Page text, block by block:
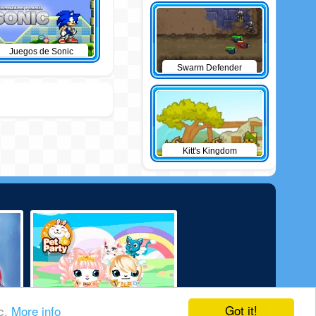
Got it!
More info
Juegos de Sonic
Swarm Defender
Kitt's Kingdom